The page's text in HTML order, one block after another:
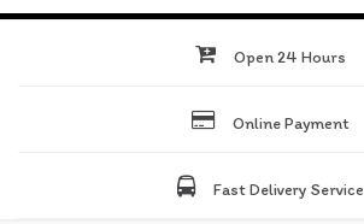
Open 24 Hours
Online Payment
Fast Delivery Service